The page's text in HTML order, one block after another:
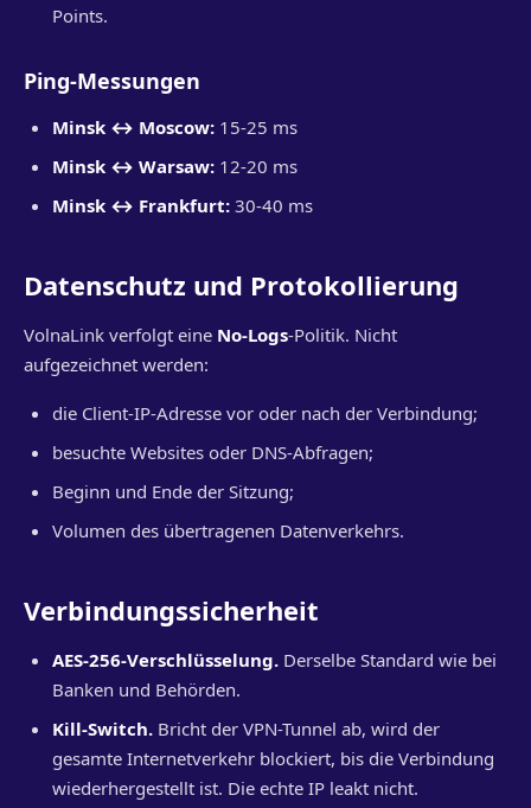
Points.
Ping-Messungen
Minsk ↔ Moscow: 15-25 ms
Minsk ↔ Warsaw: 12-20 ms
Minsk ↔ Frankfurt: 30-40 ms
Datenschutz und Protokollierung
VolnaLink verfolgt eine No-Logs-Politik. Nicht
aufgezeichnet werden:
die Client-IP-Adresse vor oder nach der Verbindung;
besuchte Websites oder DNS-Abfragen;
Beginn und Ende der Sitzung;
Volumen des übertragenen Datenverkehrs.
Verbindungssicherheit
AES-256-Verschlüsselung. Derselbe Standard wie bei
Banken und Behörden.
Kill-Switch. Bricht der VPN-Tunnel ab, wird der
gesamte Internetverkehr blockiert, bis die Verbindung
wiederhergestellt ist. Die echte IP leakt nicht.